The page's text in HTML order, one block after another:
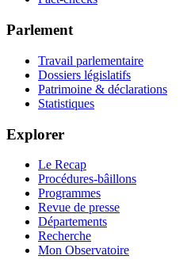
Parlement
Travail parlementaire
Dossiers législatifs
Patrimoine & déclarations
Statistiques
Explorer
Le Recap
Procédures-bâillons
Programmes
Revue de presse
Départements
Recherche
Mon Observatoire